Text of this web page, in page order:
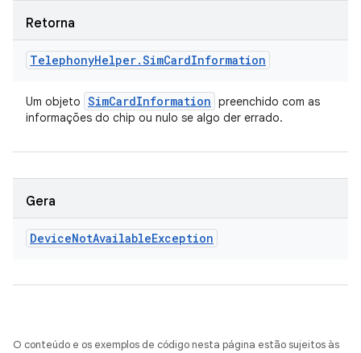
Retorna
TelephonyHelper.SimCardInformation
Um objeto SimCardInformation preenchido com as
informações do chip ou nulo se algo der errado.
Gera
DeviceNotAvailableException
O conteúdo e os exemplos de código nesta página estão sujeitos às